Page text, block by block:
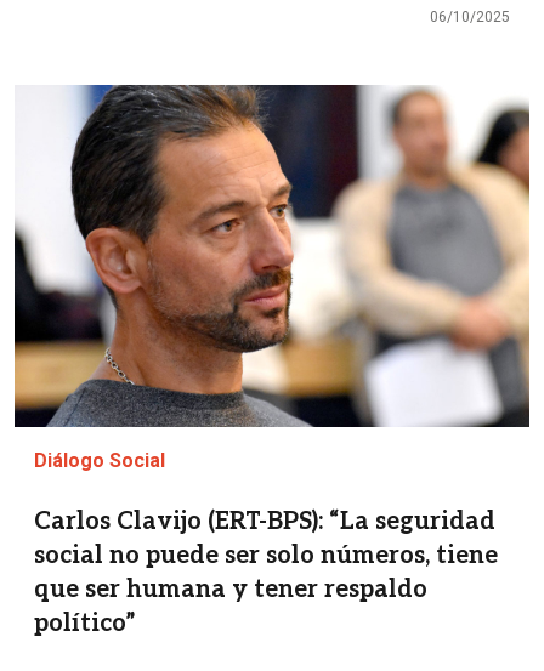
06/10/2025
Imagen
Diálogo Social
Carlos Clavijo (ERT-BPS): “La seguridad
social no puede ser solo números, tiene
que ser humana y tener respaldo
político”